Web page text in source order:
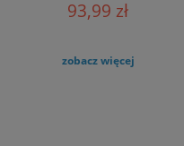
93,99 zł
zobacz więcej